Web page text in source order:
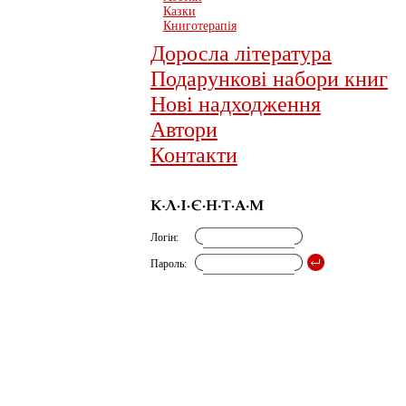
Казки
Книготерапія
Доросла література
Подарункові набори книг
Нові надходження
Автори
Контакти
Логін:
Пароль: